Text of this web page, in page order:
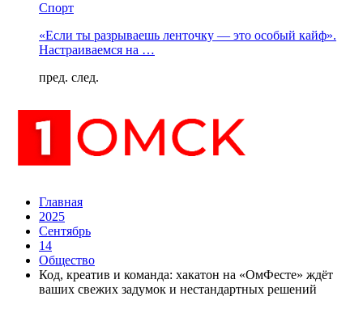
Спорт
«Если ты разрываешь ленточку — это особый кайф».
Настраиваемся на …
пред. след.
Главная
2025
Сентябрь
14
Общество
Код, креатив и команда: хакатон на «ОмФесте» ждёт
ваших свежих задумок и нестандартных решений